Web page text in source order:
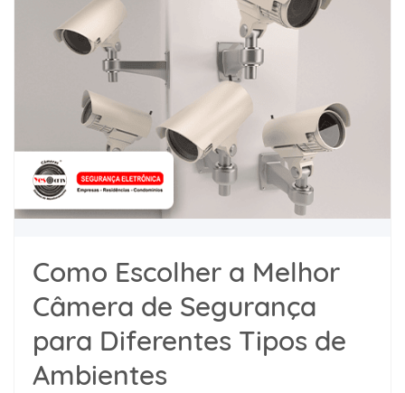
Como Escolher a Melhor
Câmera de Segurança
para Diferentes Tipos de
Ambientes